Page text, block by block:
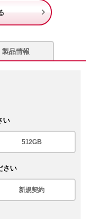

製品情報
い
512GB
さい
新規契約